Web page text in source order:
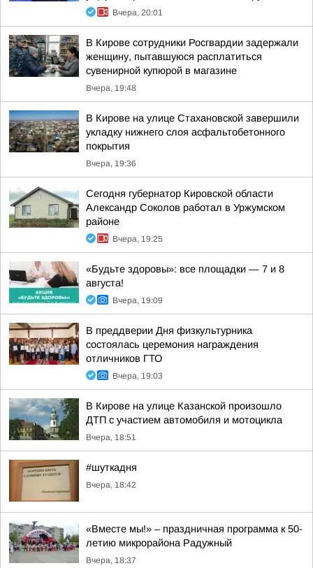
Вчера, 20:01
В Кирове сотрудники Росгвардии задержали
женщину, пытавшуюся расплатиться
сувенирной купюрой в магазине
Вчера, 19:48
В Кирове на улице Стахановской завершили
укладку нижнего слоя асфальтобетонного
покрытия
Вчера, 19:36
Сегодня губернатор Кировской области
Александр Соколов работал в Уржумском
районе
Вчера, 19:25
«Будьте здоровы»: все площадки — 7 и 8
августа!
Вчера, 19:09
В преддверии Дня физкультурника
состоялась церемония награждения
отличников ГТО
Вчера, 19:03
В Кирове на улице Казанской произошло
ДТП с участием автомобиля и мотоцикла
Вчера, 18:51
#шуткадня
Вчера, 18:42
«Вместе мы!» – праздничная программа к 50-
летию микрорайона Радужный
Вчера, 18:37